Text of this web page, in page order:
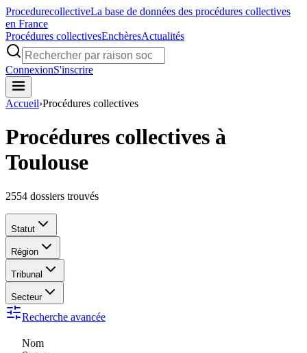
ProcedurecollectiveLa base de données des procédures collectives
en France
Procédures collectivesEnchèresActualités
ConnexionS'inscrire
Accueil›Procédures collectives
Procédures collectives à
Toulouse
2554 dossiers trouvés
Statut
Région
Tribunal
Secteur
Recherche avancée
Nom